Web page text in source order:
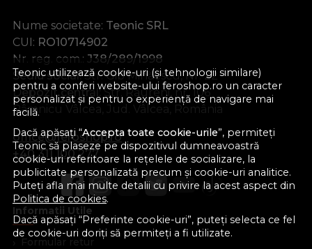
Teonic utilizează cookie-uri (și tehnologii similare)
pentru a conferi website-ului feroshop.ro un caracter
personalizat și pentru o experiență de navigare mai
facilă.
Dacă apăsați “Accepta toate cookie-urile”, permiteți
Teonic să plaseze pe dispozitivul dumneavoastră
cookie-uri referitoare la rețelele de socializare, la
publicitate personalizată precum și cookie-uri analitice.
Puteți afla mai multe detalii cu privire la acest aspect din
Politica de cookies.
Dacă apăsați “Preferinte cookie-uri”, puteți selecta ce fel
de cookie-uri doriți să permiteți a fi utilizate.
Nume societate: Teonic SRL
CUI: RO10714902
Nr. reg. com.: J38/289/1998
Sediu social:Str. Gib Mihăescu, Nr. 22
Depozit central:Str. Râureni, nr. 106
Râmnicu Vâlcea, Jud. Vâlcea, România
office@feroshop.ro
+40 311 100 277
Informatii Utile
Formular retur